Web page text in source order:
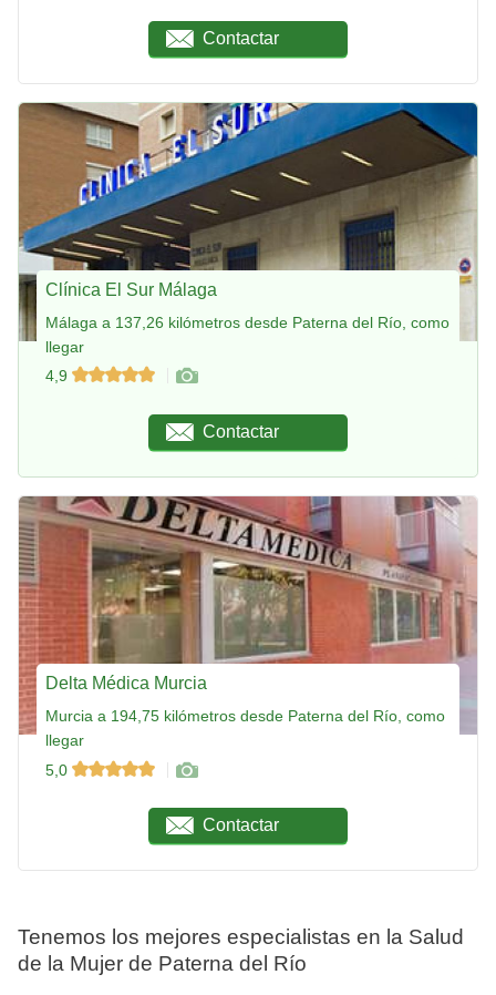
Contactar
Clínica El Sur Málaga
Málaga a 137,26 kilómetros desde Paterna del Río, como
llegar
4,9
Contactar
Delta Médica Murcia
Murcia a 194,75 kilómetros desde Paterna del Río, como
llegar
5,0
Contactar
Tenemos los mejores especialistas en la Salud
de la Mujer de Paterna del Río